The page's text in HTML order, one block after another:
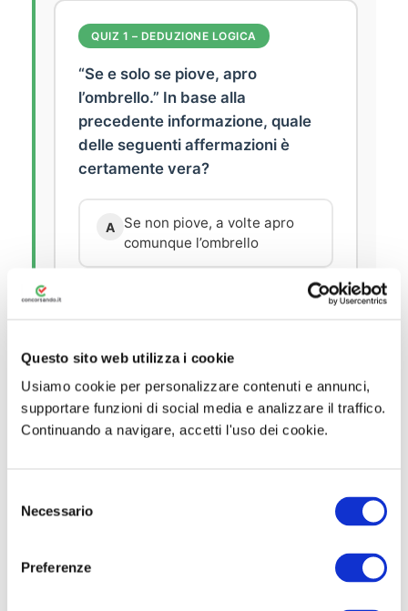
Questo sito web utilizza i cookie
Usiamo cookie per personalizzare contenuti e annunci,
supportare funzioni di social media e analizzare il traffico.
Continuando a navigare, accetti l'uso dei cookie.
Necessario
Preferenze
QUIZ 1 – DEDUZIONE LOGICA
“Se e solo se piove, apro
l’ombrello.” In base alla
precedente informazione, quale
delle seguenti affermazioni è
certamente vera?
A
Se non piove, a volte apro
comunque l’ombrello
C Se apro l’ombrello significa
che piove